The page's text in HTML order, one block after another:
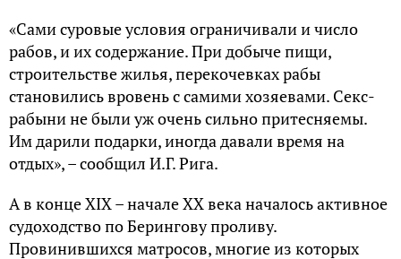
«Сами суровые условия ограничивали и число
рабов, и их содержание. При добыче пищи,
строительстве жилья, перекочевках рабы
становились вровень с самими хозяевами. Секс-
рабыни не были уж очень сильно притесняемы.
Им дарили подарки, иногда давали время на
отдых», – сообщил И.Г. Рига.
А в конце XIX – начале XX века началось активное
судоходство по Берингову проливу.
Провинившихся матросов, многие из которых